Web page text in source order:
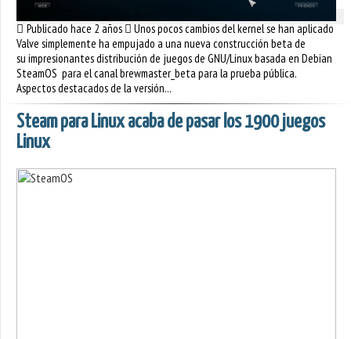
Publicado hace 2 años
Unos pocos cambios del kernel se han aplicado
Valve simplemente ha empujado a una nueva construcción beta de
su impresionantes distribución de juegos de GNU/Linux basada en Debian
SteamOS para el canal brewmaster_beta para la prueba pública.
Aspectos destacados de la versión...
Steam para Linux acaba de pasar los 1900 juegos
Linux